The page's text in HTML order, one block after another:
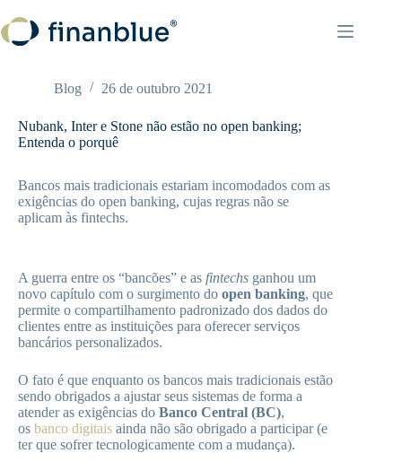
para
o
Blog 26 de outubro 2021
Nubank, Inter e Stone não estão no open banking;
Entenda o porquê
Bancos mais tradicionais estariam incomodados com as
exigências do open banking, cujas regras não se
aplicam às fintechs.
A guerra entre os “bancões” e as fintechs ganhou um
novo capítulo com o surgimento do open banking, que
permite o compartilhamento padronizado dos dados do
clientes entre as instituições para oferecer serviços
bancários personalizados.
O fato é que enquanto os bancos mais tradicionais estão
sendo obrigados a ajustar seus sistemas de forma a
atender as exigências do Banco Central (BC),
os banco digitais ainda não são obrigado a participar (e
ter que sofrer tecnologicamente com a mudança).